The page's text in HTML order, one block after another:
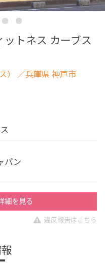
トネス カーブス
／兵庫県 神戸市
パン
細を見る
違反報告はこちら